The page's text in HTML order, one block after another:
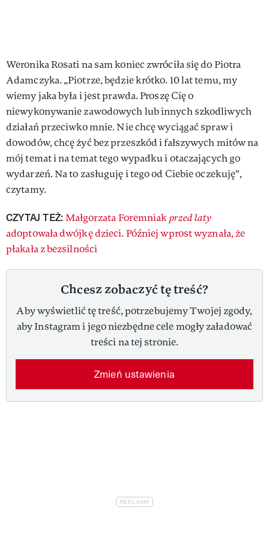
Weronika Rosati na sam koniec zwróciła się do Piotra
Adamczyka. „Piotrze, będzie krótko. 10 lat temu, my
wiemy jaka była i jest prawda. Proszę Cię o
niewykonywanie zawodowych lub innych szkodliwych
działań przeciwko mnie. Nie chcę wyciągać spraw i
dowodów, chcę żyć bez przeszkód i fałszywych mitów na
mój temat i na temat tego wypadku i otaczających go
wydarzeń. Na to zasługuję i tego od Ciebie oczekuję",
czytamy.
CZYTAJ TEŻ:Małgorzata Foremniakprzed laty
adoptowała dwójkę dzieci. Później wprost wyznała, że
płakała z bezsilności
Chcesz zobaczyć tę treść?
Aby wyświetlić tę treść, potrzebujemy Twojej zgody,
aby Instagram i jego niezbędne cele mogły załadować
treści na tej stronie.
Zmień ustawienia